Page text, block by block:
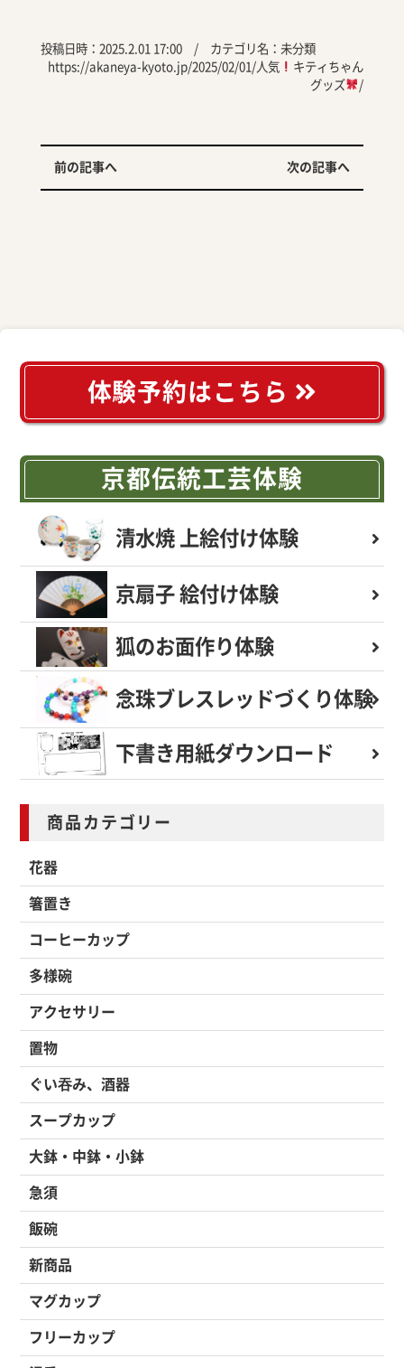
体験予約はこちら
京都伝統工芸体験
清水焼 上絵付け体験
京扇子 絵付け体験
狐のお面作り体験
念珠ブレスレッドづくり体験
下書き用紙ダウンロード
商品カテゴリー
花器
箸置き
コーヒーカップ
多様碗
アクセサリー
置物
ぐい吞み、酒器
スープカップ
大鉢・中鉢・小鉢
急須
飯碗
新商品
マグカップ
フリーカップ
投稿日時：2025.2.01 17:00 / カテゴリ名： 未分類
https://akaneya-kyoto.jp/2025/02/01/人気
キティちゃん
グッズ
/
前の記事へ 次の記事へ